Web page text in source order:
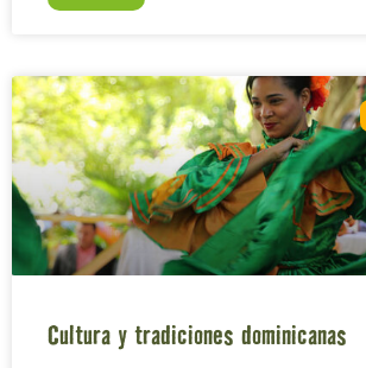
Cultura y tradiciones dominicanas